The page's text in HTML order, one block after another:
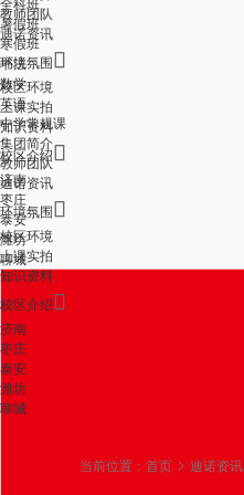
教师团队
迪诺资讯
环境氛围
校区环境
上课实拍
知识资料
校区介绍
济南
枣庄
泰安
潍坊
聊城
暑假班
寒假班
书法
数学
英语
中学常规课
集团简介
教师团队
迪诺资讯
环境氛围
校区环境
上课实拍
知识资料
校区介绍
济南
枣庄
泰安
潍坊
聊城
当前位置： 首页 迪诺资讯